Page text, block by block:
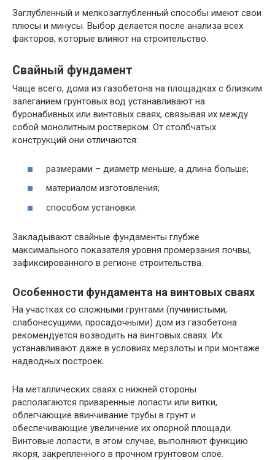
Заглубленный и мелкозаглубленный способы имеют свои
плюсы и минусы. Выбор делается после анализа всех
факторов, которые влияют на строительство.
Свайный фундамент
Чаще всего, дома из газобетона на площадках с близким
залеганием грунтовых вод устанавливают на
буронабивных или винтовых сваях, связывая их между
собой монолитным ростверком. От столбчатых
конструкций они отличаются:
размерами – диаметр меньше, а длина больше;
материалом изготовления;
способом установки.
Закладывают свайные фундаменты глубже
максимального показателя уровня промерзания почвы,
зафиксированного в регионе строительства.
Особенности фундамента на винтовых сваях
На участках со сложными грунтами (пучинистыми,
слабонесущими, просадочными) дом из газобетона
рекомендуется возводить на винтовых сваях. Их
устанавливают даже в условиях мерзлоты и при монтаже
надводных построек.
На металлических сваях с нижней стороны
располагаются приваренные лопасти или витки,
облегчающие ввинчивание трубы в грунт и
обеспечивающие увеличение их опорной площади.
Винтовые лопасти, в этом случае, выполняют функцию
якоря, закрепленного в прочном грунтовом слое.